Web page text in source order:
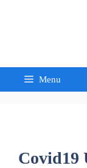
Menu
Covid19